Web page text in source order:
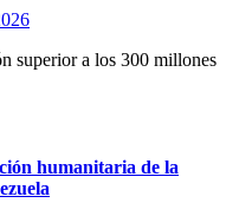
humanitaria de la